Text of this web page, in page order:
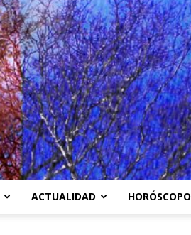
Moonmentum
ACTUALIDAD HORÓSCOPO